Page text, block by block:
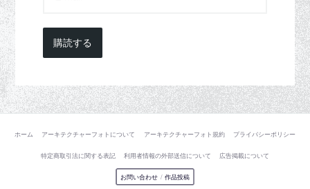
購読する
ホーム アーキテクチャーフォトについて アーキテクチャーフォト規約 プライバシーポリシー
特定商取引法に関する表記 利用者情報の外部送信について 広告掲載について
お問い合わせ / 作品投稿